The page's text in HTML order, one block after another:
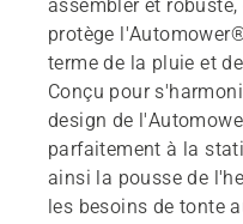
assembler et
protège
terme de la pluie et
Conçu pour
design de
parfaitement à la
ainsi la pousse de
les besoins de tonte